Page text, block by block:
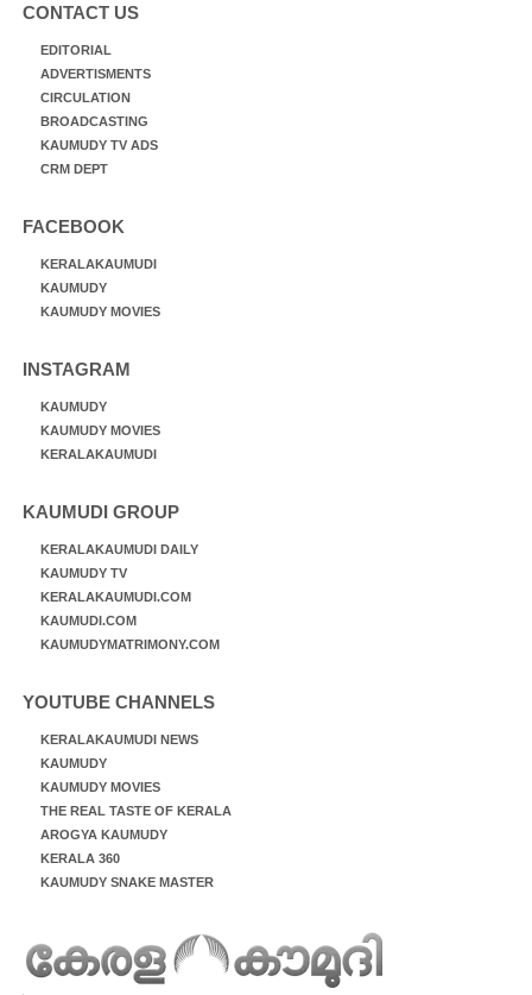
CONTACT US
EDITORIAL
ADVERTISMENTS
CIRCULATION
BROADCASTING
KAUMUDY TV ADS
CRM DEPT
FACEBOOK
KERALAKAUMUDI
KAUMUDY
KAUMUDY MOVIES
INSTAGRAM
KAUMUDY
KAUMUDY MOVIES
KERALAKAUMUDI
KAUMUDI GROUP
KERALAKAUMUDI DAILY
KAUMUDY TV
KERALAKAUMUDI.COM
KAUMUDI.COM
KAUMUDYMATRIMONY.COM
YOUTUBE CHANNELS
KERALAKAUMUDI NEWS
KAUMUDY
KAUMUDY MOVIES
THE REAL TASTE OF KERALA
AROGYA KAUMUDY
KERALA 360
KAUMUDY SNAKE MASTER